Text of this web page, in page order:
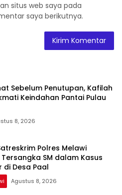
situs web saya pada
saya berikutnya.
Sebelum Penutupan, Kafilah
Keindahan Pantai Pulau
8, 2026
Polres Melawi
SM dalam Kasus
di Desa Paal
Agustus 8, 2026